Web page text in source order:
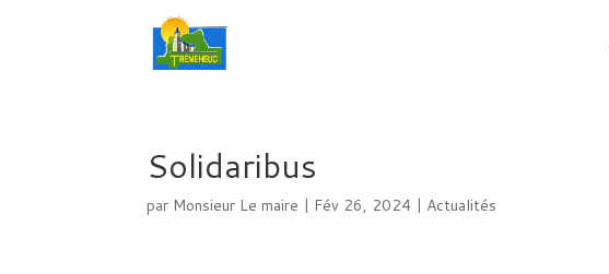
Solidaribus
par Monsieur Le maire | Fév 26, 2024 | Actualités